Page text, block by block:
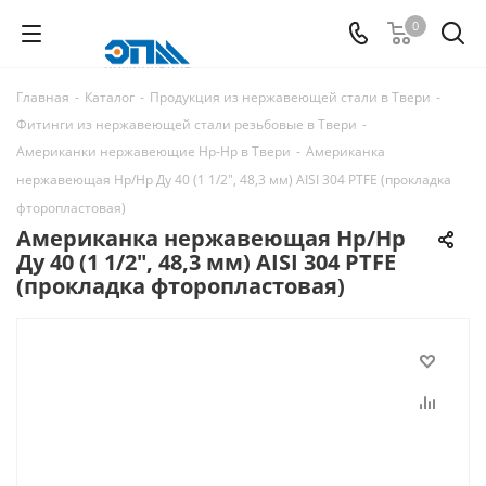
0
Главная - Каталог - Продукция из нержавеющей стали в Твери -
Фитинги из нержавеющей стали резьбовые в Твери -
Американки нержавеющие Нр-Нр в Твери - Американка
нержавеющая Нр/Нр Ду 40 (1 1/2", 48,3 мм) AISI 304 PTFE (прокладка
фторопластовая)
Американка нержавеющая Нр/Нр
Ду 40 (1 1/2", 48,3 мм) AISI 304 PTFE
(прокладка фторопластовая)